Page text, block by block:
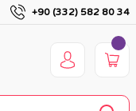
+90 (332) 582 80 34